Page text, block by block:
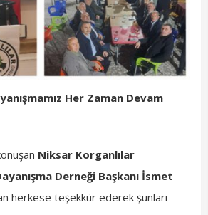
Her Zaman Devam
Niksar Korganlılar
Derneği Başkanı İsmet
herkese teşekkür ederek şunları